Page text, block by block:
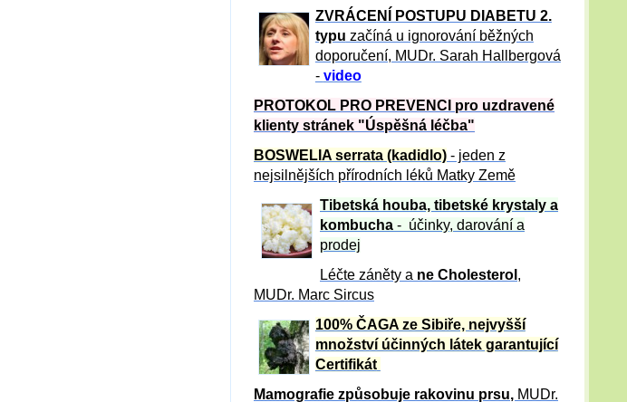
ZVRÁCE NÍ POSTUPU DIABETU 2.
typu začíná u ignorování běžných
doporučení, MUDr. Sarah Hallbergová
- video
PROTOKOL PRO PREVENCI pro uzdravené
klienty stránek "Úspěšná léčba"
BOSWELIA serrata (kadidlo) - jeden z
nejsilnějších přírodních léků Matky Země
Tibetská houba, tibetské krystaly a
kombucha - účinky, darování a
prodej
Léčte záněty a ne Cholesterol ,
MUDr. Marc Sircus
100% ČAGA ze Sibiře, nejvyšší
množství účinných látek garantující
Certifikát
Mamografie způsobuje rakovinu prsu, MUDr.